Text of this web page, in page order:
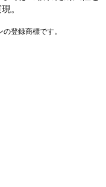
。
登録商標です。